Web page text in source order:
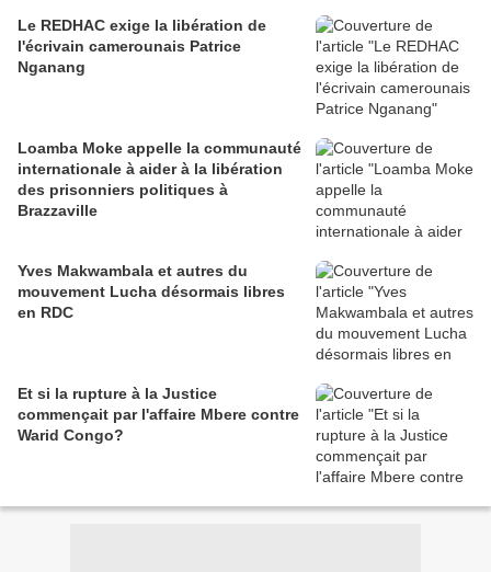
Le REDHAC exige la libération de
l'écrivain camerounais Patrice
Nganang
Loamba Moke appelle la communauté
internationale à aider à la libération
des prisonniers politiques à
Brazzaville
Yves Makwambala et autres du
mouvement Lucha désormais libres
en RDC
Et si la rupture à la Justice
commençait par l'affaire Mbere contre
Warid Congo?